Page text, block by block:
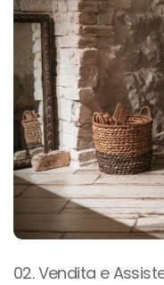
02. Vendita e